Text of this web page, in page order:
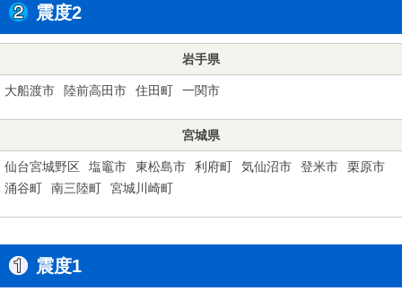
震度2
岩手県
大船渡市 陸前高田市 住田町 一関市
宮城県
仙台宮城野区 塩竈市 東松島市 利府町 気仙沼市 登米市
栗原市
涌谷町
南三陸町 宮城川崎町
震度1